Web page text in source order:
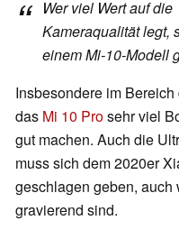
Wer viel Wert auf die
Kameraqualität legt,
einem Mi-10-Modell
Insbesondere im
das Mi 10 Prosehr viel
gut machen. Auch die
muss sich dem 2020er
geschlagen geben,
gravierend sind.